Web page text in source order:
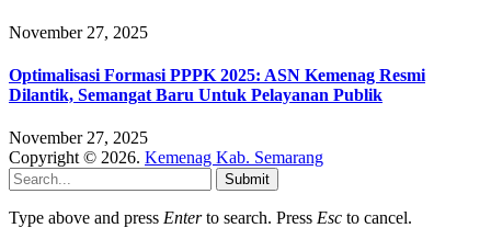
November 27, 2025
Optimalisasi Formasi PPPK 2025: ASN Kemenag Resmi
Dilantik, Semangat Baru Untuk Pelayanan Publik
November 27, 2025
Copyright © 2026. Kemenag Kab. Semarang
Submit
Type above and press Enterto search. Press Esc to cancel.